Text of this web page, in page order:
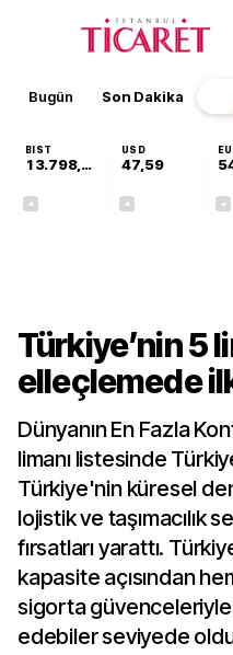
Bugün Son Dakika
BIST
13.798,82
USD
47,59
Türkiye’nin 5
elleçlemede
Dünyanın En Fazla
limanı listesinde
Türkiye'nin küresel
lojistik ve taşımacılık
fırsatları yarattı.
kapasite açısından
sigorta
edebiler seviyede